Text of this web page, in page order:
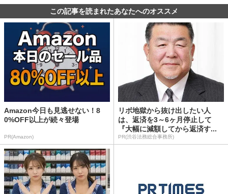
この記事を読まれたあなたへのオススメ
Amazon今日も見逃せない！8
0%OFF以上が続々登場
PR(Amazon)
リボ地獄から抜け出したい人
は、返済を3～6ヶ月停止して
『大幅に減額してから返済す...
PR(渋谷法務総合事務所)